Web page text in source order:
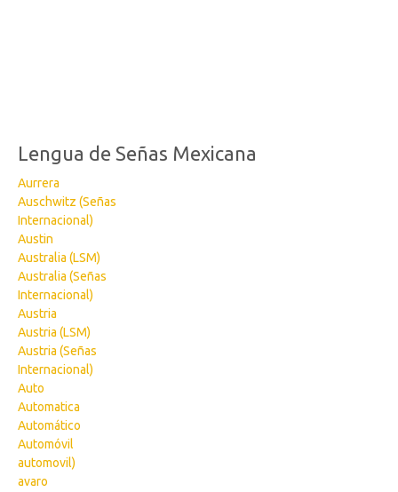
Lengua de Señas Mexicana
Aurrera
Auschwitz (Señas
Internacional)
Austin
Australia (LSM)
Australia (Señas
Internacional)
Austria
Austria (LSM)
Austria (Señas
Internacional)
Auto
Automatica
Automático
Automóvil
automovil)
avaro